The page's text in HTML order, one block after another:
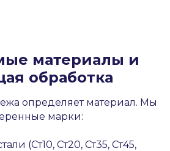
материалы и
обработка
определяет материал. Мы
марки:
(Ст10, Ст20, Ст35, Ст45,